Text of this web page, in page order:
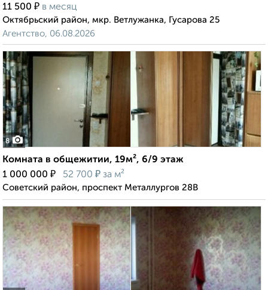
11 500 ₽ в месяц
Октябрьский район, мкр. Ветлужанка, Гусарова 25
Агентство, 06.08.2026
8
Комната в общежитии, 19м², 6/9 этаж
1 000 000 ₽ 52 700 ₽ за м²
Советский район, проспект Металлургов 28В